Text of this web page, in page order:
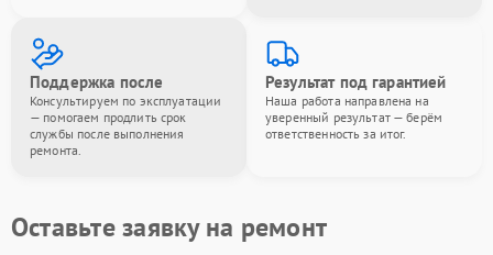
Поддержка после
Консультируем по эксплуатации
— помогаем продлить срок
службы после выполнения
ремонта.
Результат под гарантией
Наша работа направлена на
уверенный результат — берём
ответственность за итог.
Оставьте заявку на ремонт